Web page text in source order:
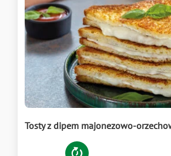
Tosty z dipem majonezowo-